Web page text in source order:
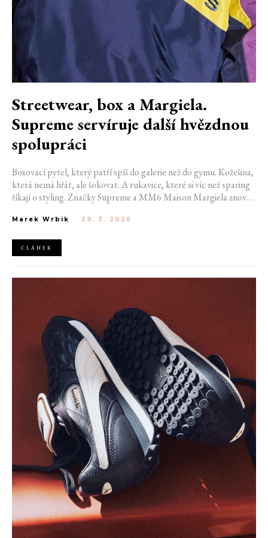
Streetwear, box a Margiela.
Supreme servíruje další hvězdnou
spolupráci
Boxovací pytel, který patří spíš do galerie než do gymu. Kožešina,
která nemá hřát, ale šokovat. A rukavice, které si víc než sparing
říkají o styling. Značky Supreme a MM6 Maison Margiela znovu
roviny. Speciální kolekce na první pohled působí jako
současné tvorby samotného návrháře Martina Margiela.
Marek Wrbik - 29. 3. 2026
ČLÁNEK